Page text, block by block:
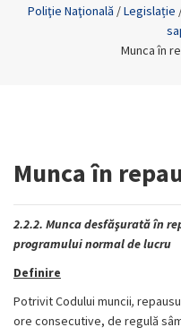
Poliţie Naţională /Legislație
Munca în
Munca în
2.2.2. Munca desfăşurată în
programului normal de lucru
Definire
PotrivitCodului muncii,
ore consecutive, de regulă